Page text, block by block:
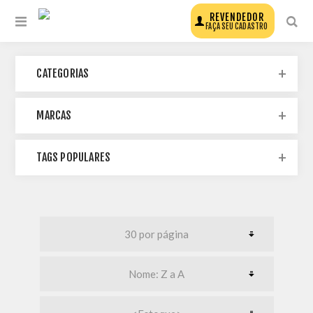
REVENDEDOR
FAÇA SEU CADASTRO
CATEGORIAS
MARCAS
TAGS POPULARES